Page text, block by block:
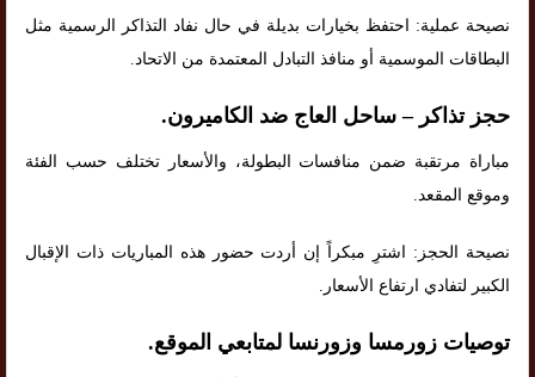
نصيحة عملية: احتفظ بخيارات بديلة في حال نفاد التذاكر الرسمية مثل
البطاقات الموسمية أو منافذ التبادل المعتمدة من الاتحاد.
حجز تذاكر – ساحل العاج ضد الكاميرون.
مباراة مرتقبة ضمن منافسات البطولة، والأسعار تختلف حسب الفئة
وموقع المقعد.
نصيحة الحجز: اشترِ مبكراً إن أردت حضور هذه المباريات ذات الإقبال
الكبير لتفادي ارتفاع الأسعار.
توصيات زورمسا وزورنسا لمتابعي الموقع.